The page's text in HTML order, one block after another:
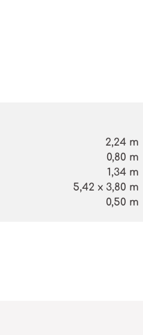
2,24 m
0,80 m
1,34 m
5,42 x 3,80 m
0,50 m